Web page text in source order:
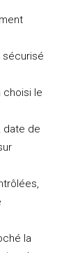
sécurisé
choisi le
date de
la